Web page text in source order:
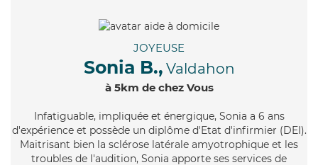
JOYEUSE
Sonia B., Valdahon
à 5km de chez Vous
Infatiguable, impliquée et énergique, Sonia a 6 ans
d'expérience et possède un diplôme d'Etat d'infirmier (DEI).
Maitrisant bien la sclérose latérale amyotrophique et les
troubles de l'audition, Sonia apporte ses services de